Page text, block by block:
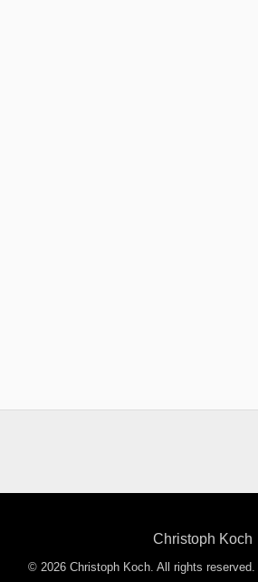
Christoph Koch
© 2026 Christoph Koch. All rights reserved.